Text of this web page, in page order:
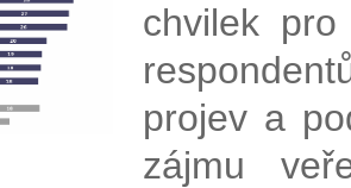
chvilek
projev a
zájmu